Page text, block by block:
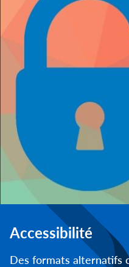
Accessibilité
Des formats alternatifs